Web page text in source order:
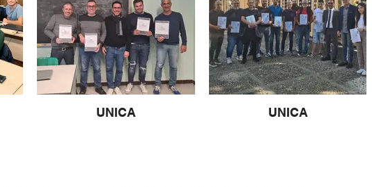
UNICA UNICA